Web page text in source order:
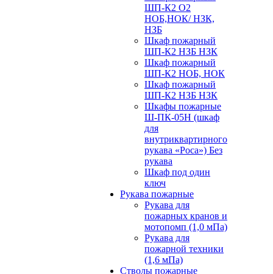
ШП-К2 О2
НОБ,НОК/ НЗК,
НЗБ
Шкаф пожарный
ШП-К2 НЗБ НЗК
Шкаф пожарный
ШП-К2 НОБ, НОК
Шкаф пожарный
ШП-К2 НЗБ НЗК
Шкафы пожарные
Ш-ПК-05Н (шкаф
для
внутриквартирного
рукава «Роса») Без
рукава
Шкаф под один
ключ
Рукава пожарные
Рукава для
пожарных кранов и
мотопомп (1,0 мПа)
Рукава для
пожарной техники
(1,6 мПа)
Стволы пожарные